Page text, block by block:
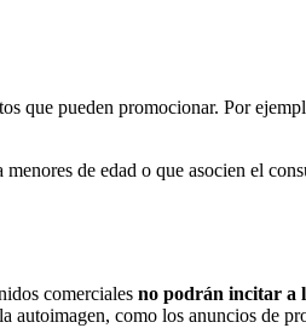
que pueden promocionar. Por
menores de edad o que asocien el
comerciales no podrán incitar a
como los anuncios de